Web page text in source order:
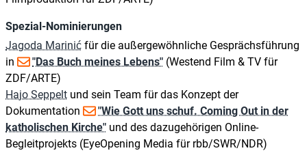
Spezial-Nominierungen
Jagoda Marinić für die außergewöhnliche Gesprächsführung
in
"Das Buch meines Lebens" (Westend Film & TV für
ZDF/ARTE)
Hajo Seppelt und sein Team für das Konzept der
Dokumentation
"Wie Gott uns schuf. Coming Out in der
katholischen Kirche" und des dazugehörigen Online-
Begleitprojekts (EyeOpening Media für rbb/SWR/NDR)